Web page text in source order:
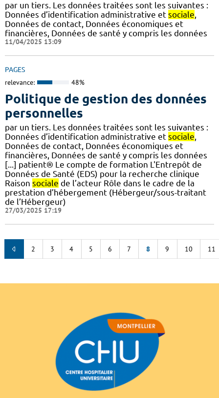
par un tiers. Les données traitées sont les suivantes :
Données d’identification administrative et sociale,
Données de contact, Données économiques et
financières, Données de santé y compris les données
11/04/2025 13:09
PAGES
relevance: 48%
Politique de gestion des données
personnelles
par un tiers. Les données traitées sont les suivantes :
Données d’identification administrative et sociale,
Données de contact, Données économiques et
financières, Données de santé y compris les données
[...] patient® Le compte de formation L'Entrepôt de
Données de Santé (EDS) pour la recherche clinique
Raison sociale de l’acteur Rôle dans le cadre de la
prestation d’hébergement (Hébergeur/sous-traitant
de l’Hébergeur)
27/03/2025 17:19
2 3 4 5 6 7 8 9 10 11